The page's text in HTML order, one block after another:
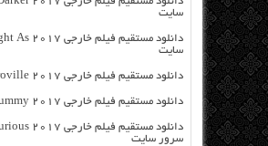
سایت
سایت
دانلود مستقیم فیلم خارجی Zeroville 2017 از سرور سایت
دانلود مستقیم فیلم خارجی The Mummy 2017 از سرور سایت
سرور سایت